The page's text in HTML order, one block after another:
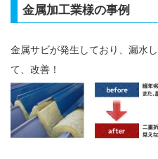
金属加工業様の事例
金属サビが発生しており、漏水
て、改善！